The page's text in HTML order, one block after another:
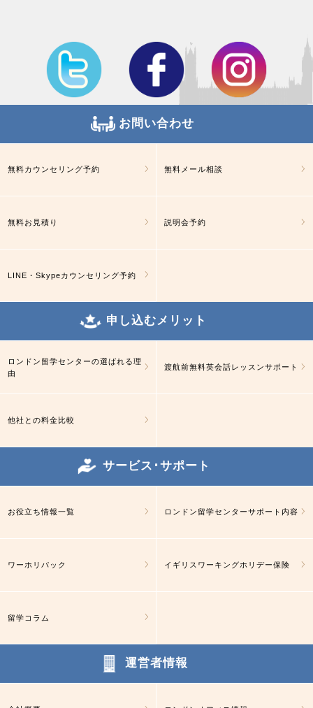
お問い合わせ
無料カウンセリング予約 無料メール相談
無料お見積り 説明会予約
LINE・Skypeカウンセリング予約
申し込むメリット
ロンドン留学センターの選ばれる理
由
渡航前無料英会話レッスンサポート
他社との料金比較
サービス･サポート
お役立ち情報一覧 ロンドン留学センターサポート内容
ワーホリパック イギリスワーキングホリデー保険
留学コラム
運営者情報